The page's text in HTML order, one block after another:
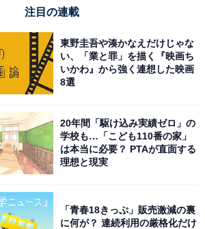
注目の連載
東野圭吾や湊かなえだけじゃな
い、「業と罪」を描く『映画ち
いかわ』から強く連想した映画
8選
20年間「駆け込み実績ゼロ」の
学校も…「こども110番の家」
は本当に必要？ PTAが直面する
理想と現実
「青春18きっぷ」販売激減の裏
に何が？ 連続利用の厳格化だけ